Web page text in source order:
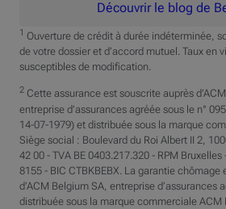
Découvrir le blog de
1 Ouverture de crédit à durée indéterminée,
de votre dossier et d’accord mutuel. Taux en
susceptibles de modification.
2 Cette assurance est souscrite auprès
entreprise d’assurances agréée sous le n°
14-07-1979) et distribuée sous la marque
Siège social : Boulevard du Roi Albert II 2,
42 00 - TVA BE 0403.217.320 - RPM Bruxelles
8155 - BIC CTBKBEBX. La garantie chômage
d’ACM Belgium SA, entreprise d’assurances
distribuée sous la marque commerciale ACM